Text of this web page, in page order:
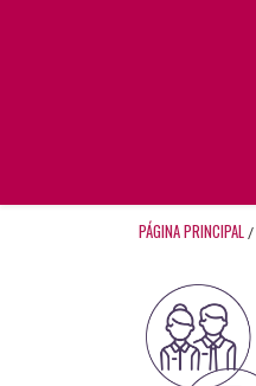
PÁGINA PRINCIPAL /